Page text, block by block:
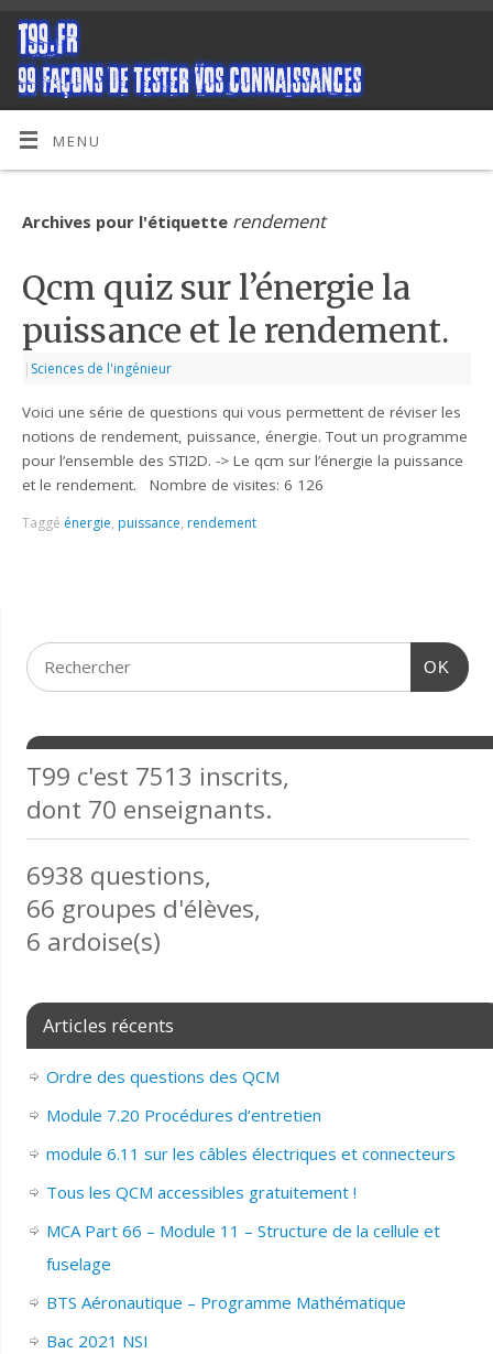
MENU
Archives pour l'étiquette rendement
Qcm quiz sur l’énergie la
puissance et le rendement.
| Sciences de l'ingénieur
Voici une série de questions qui vous permettent de réviser les
notions de rendement, puissance, énergie. Tout un programme
pour l’ensemble des STI2D. -> Le qcm sur l’énergie la puissance
et le rendement. Nombre de visites: 6 126
Taggé énergie, puissance, rendement
OK
T99 c'est 7513 inscrits,
dont 70 enseignants.
6938 questions,
66 groupes d'élèves,
6 ardoise(s)
Articles récents
Ordre des questions des QCM
Module 7.20 Procédures d’entretien
module 6.11 sur les câbles électriques et connecteurs
Tous les QCM accessibles gratuitement !
MCA Part 66 – Module 11 – Structure de la cellule et
fuselage
BTS Aéronautique – Programme Mathématique
Bac 2021 NSI